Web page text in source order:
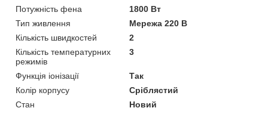
Потужність фена
1800 Вт
Тип живлення
Мережа 220 В
Кількість швидкостей
2
Кількість температурних
режимів
3
Функція іонізації
Так
Колір корпусу
Сріблястий
Стан
Новий